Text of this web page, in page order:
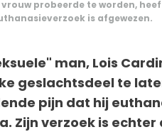
vrouw probeerde te worden,
is afgewezen.
man, Lois
geslachtsdeel te
pijn dat hij
Zijn verzoek is